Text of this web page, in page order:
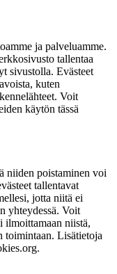
ja palveluamme.
tallentaa
sivustolla. Evästeet
kuten
Voit
käytön tässä
niiden poistaminen voi
tallentavat
jotta niitä ei
yhteydessä. Voit
ilmoittamaan niistä,
toimintaan. Lisätietoja